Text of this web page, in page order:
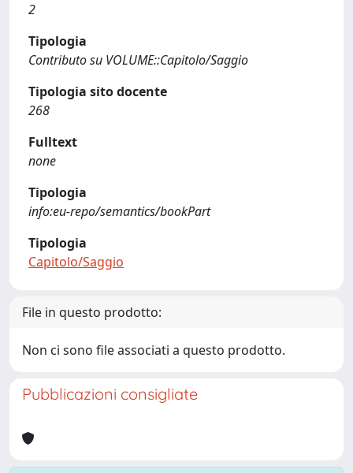
2
Tipologia
Contributo su VOLUME::Capitolo/Saggio
Tipologia sito docente
268
Fulltext
none
Tipologia
info:eu-repo/semantics/bookPart
Tipologia
Capitolo/Saggio
File in questo prodotto:
Non ci sono file associati a questo prodotto.
Pubblicazioni consigliate